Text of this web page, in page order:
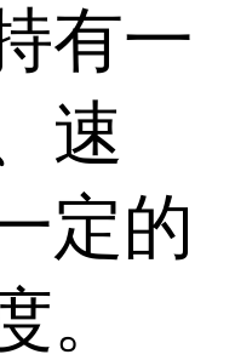
有一
速
定的
。